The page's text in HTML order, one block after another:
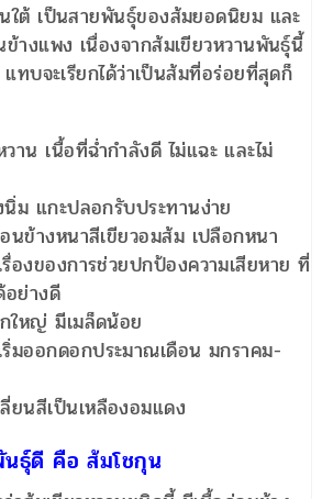
ใต้ เป็นสายพันธุ์ของส้มยอดนิยม และ
างแพง เนื่องจากส้มเขียวหวานพันธุ์นี้
ทบจะเรียกได้ว่าเป็นส้มที่อร่อยที่สุดก็
วาน เนื้อที่ฉ่ำกำลังดี ไม่แฉะ และไม่
ม แกะปลอกรับประทานง่าย
นข้างหนาสีเขียวอมส้ม เปลือกหนา
องของการช่วยปกป้องความเสียหาย ที่
อย่างดี
ใหญ่ มีเมล็ดน้อย
ริ่มออกดอกประมาณเดือน มกราคม-
ยนสีเป็นเหลืองอมแดง
นธุ์ดี คือส้มโชกุน